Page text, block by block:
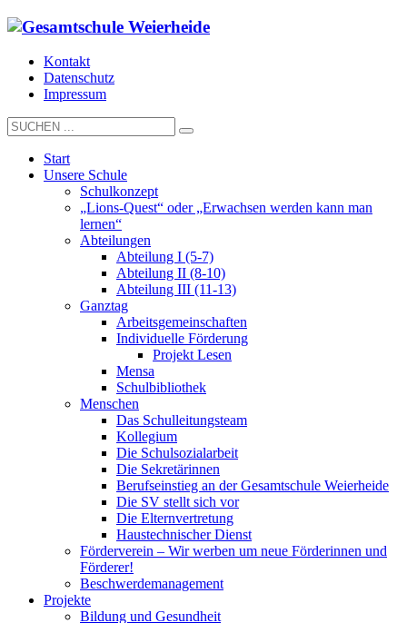
Kontakt
Datenschutz
Impressum
Start
Unsere Schule
Schulkonzept
„Lions-Quest“ oder „Erwachsen werden kann man
lernen“
Abteilungen
Abteilung I (5-7)
Abteilung II (8-10)
Abteilung III (11-13)
Ganztag
Arbeitsgemeinschaften
Individuelle Förderung
Projekt Lesen
Mensa
Schulbibliothek
Menschen
Das Schulleitungsteam
Kollegium
Die Schulsozialarbeit
Die Sekretärinnen
Berufseinstieg an der Gesamtschule Weierheide
Die SV stellt sich vor
Die Elternvertretung
Haustechnischer Dienst
Förderverein – Wir werben um neue Förderinnen und
Förderer!
Beschwerdemanagement
Projekte
Bildung und Gesundheit